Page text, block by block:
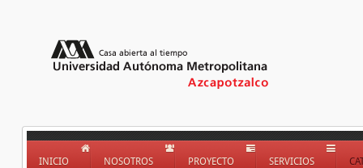
INICIO NOSOTROS PROYECTO SERVICIOS